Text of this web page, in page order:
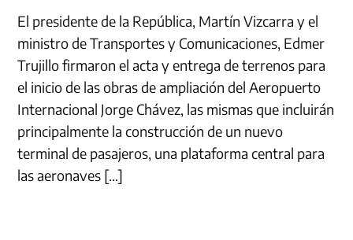
El presidente de la República, Martín Vizcarra y el
ministro de Transportes y Comunicaciones, Edmer
Trujillo firmaron el acta y entrega de terrenos para
el inicio de las obras de ampliación del Aeropuerto
Internacional Jorge Chávez, las mismas que incluirán
principalmente la construcción de un nuevo
terminal de pasajeros, una plataforma central para
las aeronaves […]